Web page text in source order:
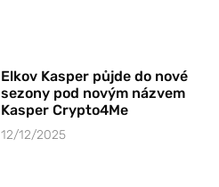
Elkov Kasper půjde do nové
sezony pod novým názvem
Kasper Crypto4Me
12/12/2025